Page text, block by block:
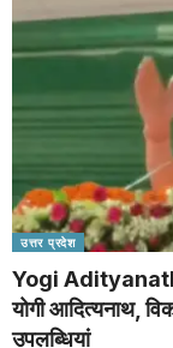
उत्तर प्रदेश
Yogi Adityanath
योगी आदित्यनाथ,
उपलब्धियां